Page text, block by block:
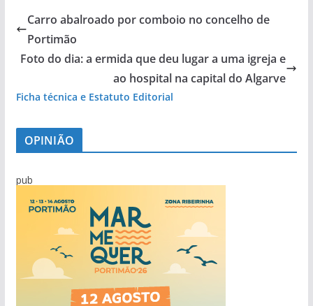
Carro abalroado por comboio no concelho de
Portimão
Foto do dia: a ermida que deu lugar a uma igreja e
ao hospital na capital do Algarve
Ficha técnica e Estatuto Editorial
OPINIÃO
pub